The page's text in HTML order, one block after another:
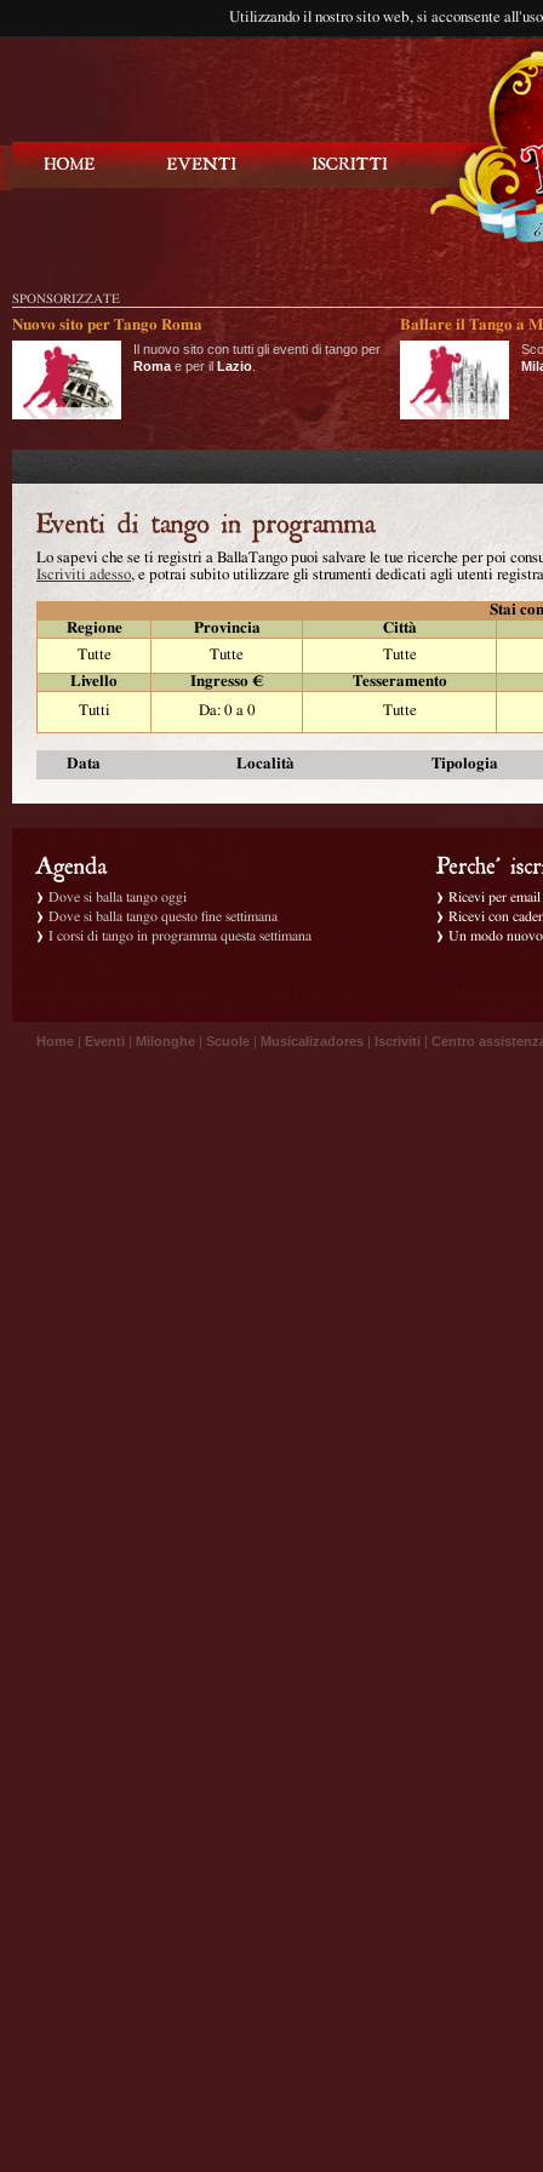
Utilizzando il nostro sito web, si acconsente
SPONSORIZZATE
Nuovo sito per Tango Roma
Il nuovo sito con tutti gli eventi di tango per
Roma e per il Lazio
Ballare il Tango a
Lo sapevi che se ti registri a BallaTango puoi salvare le tue ricerche per poi
Iscriviti adesso, e potrai subito utilizzare gli strumenti dedicati agli utenti
Stai
Regione
Provincia
Città
Tutte
Tutte
Tutte
Livello
Ingresso €
Tesseramento
Tutti
Da: 0 a 0 Tutte
Data Località Tipologia
Dove si balla tango oggi
Dove si balla tango questo fine settimana
I corsi di tango in programma questa settimana
Ricevi per
Ricevi con
Un modo
Home | Eventi | Milonghe | Scuole | Musicalizadores | Iscriviti | Centro